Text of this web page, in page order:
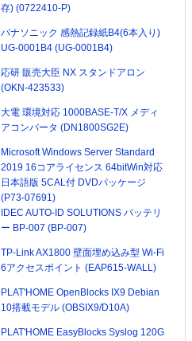
存) (0722410-P)
パナソニック 感熱記録紙B4(6本入り)
UG-0001B4 (UG-0001B4)
応研 販売大臣 NX スタンドアロン
(OKN-423533)
大電 環境対応 1000BASE-T/X メディ
アコンバータ (DN1800SG2E)
Microsoft Windows Server Standard
2019 16コアライセンス 64bitWin対応
日本語版 5CAL付 DVDパッケージ
(P73-07691)
IDEC AUTO-ID SOLUTIONS バッテリ
ー BP-007 (BP-007)
TP-Link AX1800 壁面埋め込み型 Wi-Fi
6アクセスポイント (EAP615-WALL)
PLAT'HOME OpenBlocks IX9 Debian
10搭載モデル (OBSIX9/D10A)
PLAT'HOME EasyBlocks Syslog 120G